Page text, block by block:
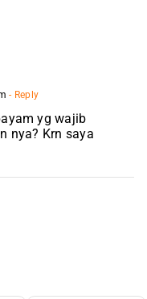
- Reply
yg wajib
nya? Krn saya